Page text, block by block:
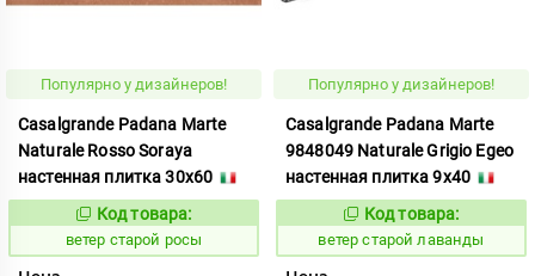
Популярно у дизайнеров!
Casalgrande Padana Marte
Naturale Rosso Soraya
настенная плитка 30x60
121582
Код товара:
ветер старой росы
Популярно у дизайнеров!
Casalgrande Padana Marte
9848049 Naturale Grigio Egeo
настенная плитка 9x40
121541
Код товара:
ветер старой лаванды